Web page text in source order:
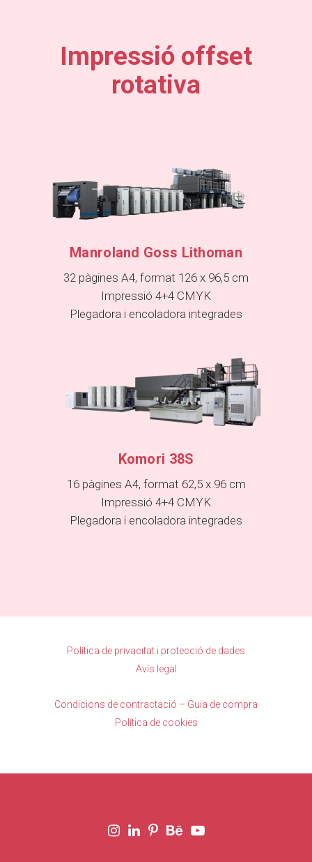
Impressió offset
rotativa
Manroland Goss Lithoman
32 pàgines A4, format 126 x 96,5 cm
Impressió 4+4 CMYK
Plegadora i encoladora integrades
Komori 38S
16 pàgines A4, format 62,5 x 96 cm
Impressió 4+4 CMYK
Plegadora i encoladora integrades
Política de privacitat i protecció de dades
Avís legal
Condicions de contractació – Guia de compra
Política de cookies